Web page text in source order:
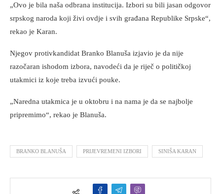
„Ovo je bila naša odbrana institucija. Izbori su bili jasan odgovor
srpskog naroda koji živi ovdje i svih građana Republike Srpske“,
rekao je Karan.
Njegov protivkandidat Branko Blanuša izjavio je da nije
razočaran ishodom izbora, navodeći da je riječ o političkoj
utakmici iz koje treba izvući pouke.
„Naredna utakmica je u oktobru i na nama je da se najbolje
pripremimo“, rekao je Blanuša.
BRANKO BLANUŠA PRIJEVREMENI IZBORI SINIŠA KARAN